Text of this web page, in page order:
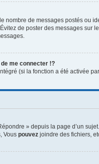
nombre de messages postés
de poster des messages
me connecter !?
(si la fonction a été activée
» depuis la page d’un
Vous pouvez joindre des fichiers,